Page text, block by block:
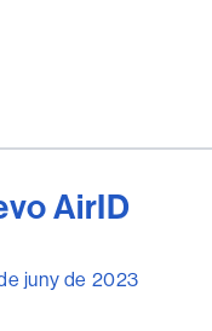
AirID
juny de 2023